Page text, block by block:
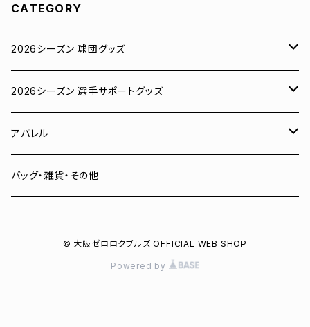
CATEGORY
2026シーズン 球団グッズ
ユニフォーム
Tシャツ
スウェット
2026シーズン 選手サポートグッズ
# 00 蓮
# 0 岡田竜汰
アパレル
スウェット・パーカー
バッグ・雑貨・その他
© 大阪ゼロロクブルズ OFFICIAL WEB SHOP
Powered by